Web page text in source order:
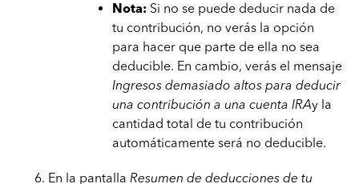
Nota: Si no se puede deducir nada de
tu contribución, no verás la opción
para hacer que parte de ella no sea
deducible. En cambio, verás el mensaje
Ingresos demasiado altos para deducir
una contribución a una cuenta IRAy la
cantidad total de tu contribución
automáticamente será no deducible.
En la pantalla Resumen de deducciones de tu